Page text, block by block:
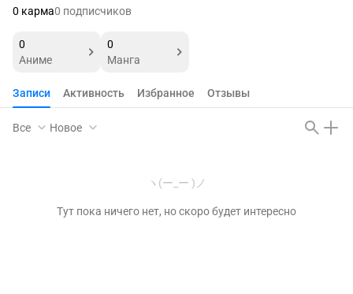
0 карма0 подписчиков
0
Аниме
0
Манга
Записи Активность Избранное Отзывы
Все Новое
ヽ(ー_ー )ノ
Тут пока ничего нет, но скоро будет интересно